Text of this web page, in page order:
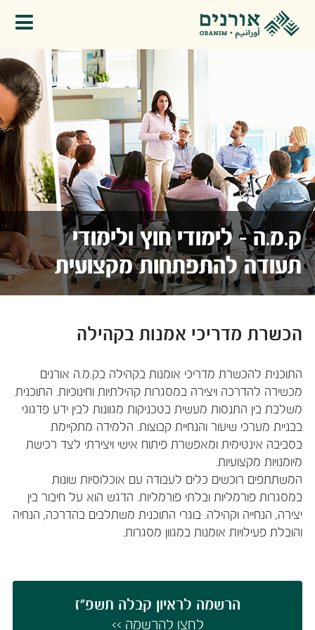
ק.מ.ה - לימודי חוץ ולימודי
תעודה להתפתחות מקצועית
הכשרת מדריכי אמנות בקהילה
​התוכנית להכשרת מדריכי אומנות בקהילה בק.מ.ה אורנים
מכשירה להדרכה ויצירה במסגרות קהילתיות וחינוכיות. התוכנית
משלבת בין התנסות מעשית בטכניקות מגוונות לבין ידע פדגוגי
בבניית מערכי שיעור והנחיית קבוצות. הלמידה מתקיימת
בסביבה אינטימית ומאפשרת פיתוח אישי ויצירתי לצד רכישת
מיומנויות מקצועיות.
המשתתפים רוכשים כלים לעבודה עם אוכלוסיות שונות
במסגרות פורמליות ובלתי פורמליות. הדגש הוא על חיבור בין
יצירה, הנחייה וקהילה. בוגרי התוכנית משתלבים בהדרכה, הנחיה
והובלת פעילויות אומנות במגוון מסגרות.
הרשמה לראיון ק​בלה תשפ"ז
לחצו להרשמה >>